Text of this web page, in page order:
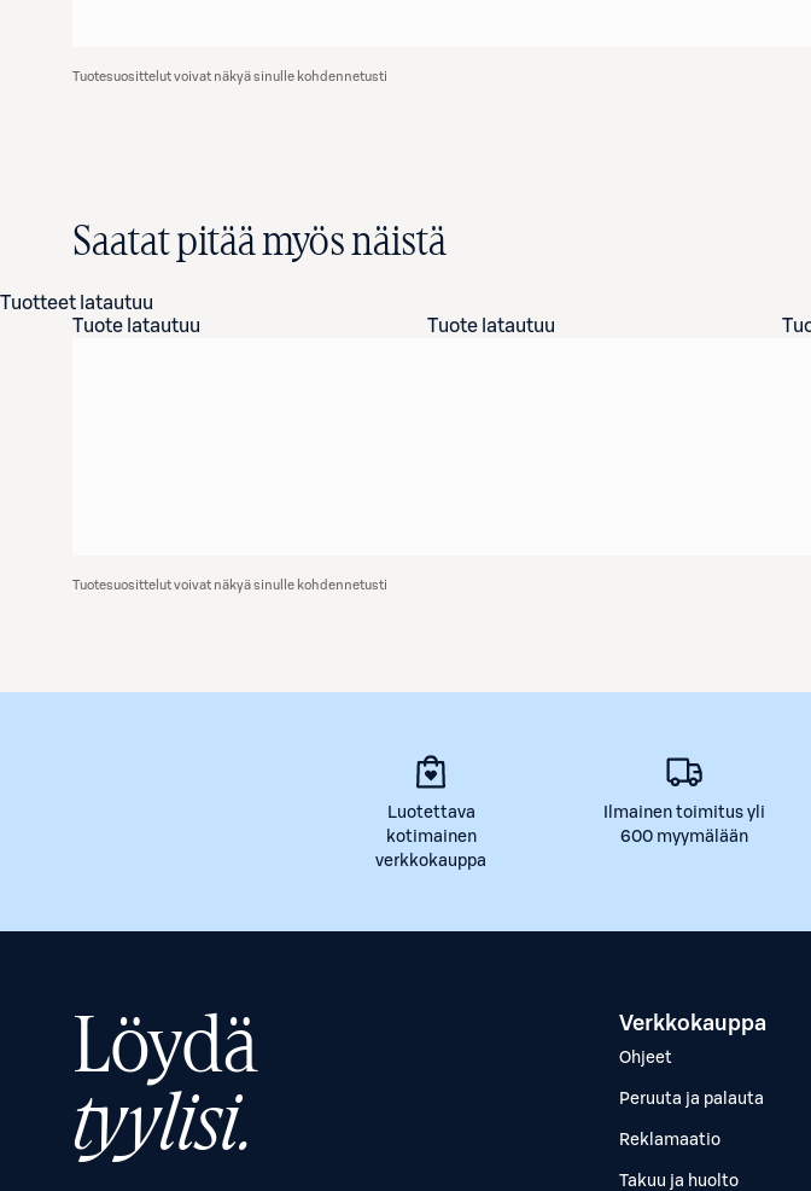
Tuotesuosittelut voivat näkyä sinulle kohdennetusti
Saatat pitää myös näistä
Tuotteet latautuu
Tuote latautuu
Tuote latautuu
Tuotesuosittelut voivat näkyä sinulle kohdennetusti
Luotettava
kotimainen
verkkokauppa
Ilmainen toimitus yli
600 myymälään
Löydä
tyylisi.
Verkkokauppa
Ohjeet
Peruuta ja palauta
Reklamaatio
Takuu ja huolto